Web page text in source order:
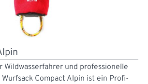
Wildwasserfahrer und professionelle
Compact Alpin ist ein Profi-